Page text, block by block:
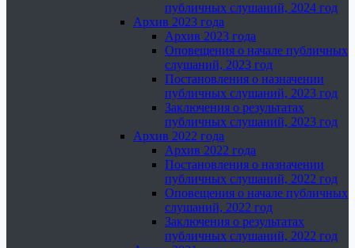
публичных слушаний, 2024 год
Архив 2023 года
Архив 2023 года
Оповещения о начале публичных
слушаний, 2023 год
Постановления о назначении
публичных слушаний, 2023 год
Заключения о результатах
публичных слушаний, 2023 год
Архив 2022 года
Архив 2022 года
Постановления о назначении
публичных слушаний, 2022 год
Оповещения о начале публичных
слушаний, 2022 год
Заключения о результатах
публичных слушаний, 2022 год